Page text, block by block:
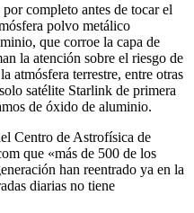
completo antes de tocar el
polvo metálico
que corroe la capa de
la atención sobre el riesgo de
atmósfera terrestre, entre otras
satélite Starlink de primera
de óxido de aluminio.
Centro de Astrofísica de
que «más de 500 de los
han reentrado ya en la
diarias no tiene